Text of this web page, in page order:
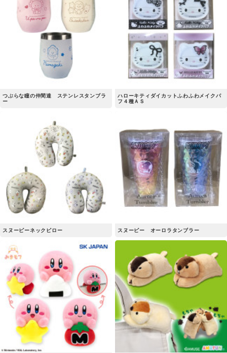
つぶらな瞳の仲間達 ステンレスタンブラ
ー
ハローキティダイカットふわふわメイクパ
フ４種ＡＳ
スヌーピーネックピロー スヌーピー オーロラタンブラー